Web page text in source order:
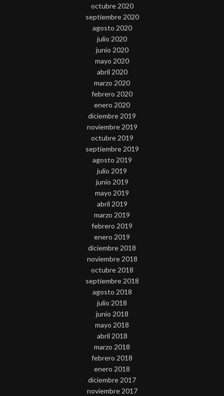
octubre 2020
septiembre 2020
agosto 2020
julio 2020
junio 2020
mayo 2020
abril 2020
marzo 2020
febrero 2020
enero 2020
diciembre 2019
noviembre 2019
octubre 2019
septiembre 2019
agosto 2019
julio 2019
junio 2019
mayo 2019
abril 2019
marzo 2019
febrero 2019
enero 2019
diciembre 2018
noviembre 2018
octubre 2018
septiembre 2018
agosto 2018
julio 2018
junio 2018
mayo 2018
abril 2018
marzo 2018
febrero 2018
enero 2018
diciembre 2017
noviembre 2017